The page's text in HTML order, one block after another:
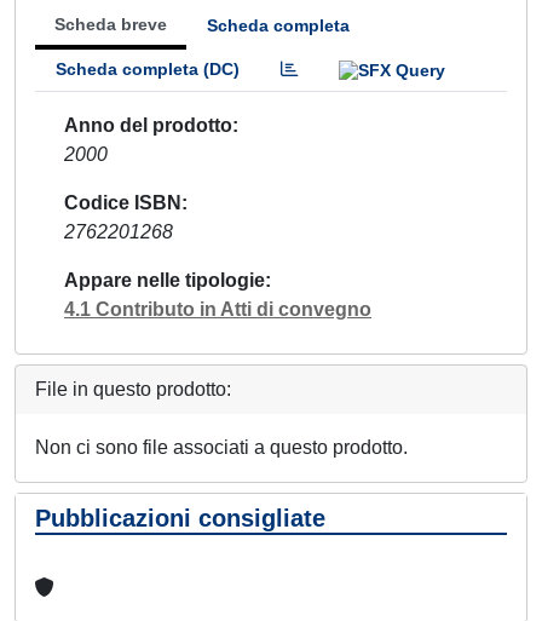
Scheda breve Scheda completa
Scheda completa (DC)
Anno del prodotto
2000
Codice ISBN
2762201268
Appare nelle tipologie
4.1 Contributo in Atti di convegno
File in questo prodotto:
Non ci sono file associati a questo prodotto.
Pubblicazioni consigliate